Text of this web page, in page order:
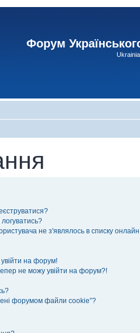
Форум
не з'являлось в списку онлайн
на форум!
не можу увійти на форум?!
форумом файли cookie”?